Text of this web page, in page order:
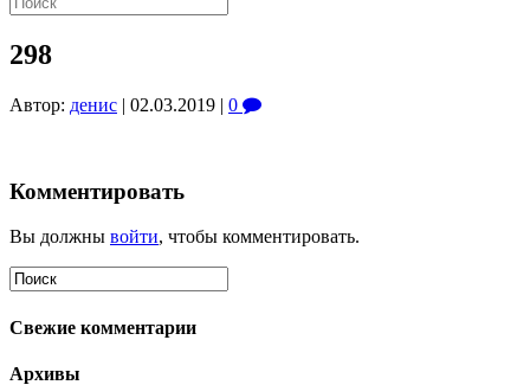
298
Автор: денис | 02.03.2019 | 0
Комментировать
Вы должны войти, чтобы комментировать.
Свежие комментарии
Архивы